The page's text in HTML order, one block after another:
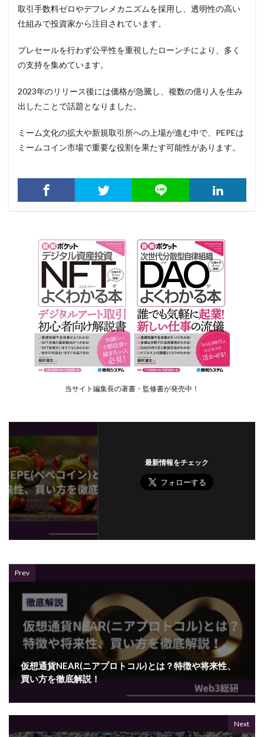
取引手数料ゼロやデフレメカニズムを採用し、透明性の高い
仕組みで投資家から注目されています。
プレセールを行わず公平性を重視したローンチにより、多く
の支持を集めています。
2023年のリリース後には価格が急騰し、複数の億り人を生み
出したことで話題となりました。
ミーム文化の拡大や新規取引所への上場が進む中で、PEPEは
ミームコイン市場で重要な役割を果たす可能性があります。
当サイト編集長の著書・監修書が発売中！
最新情報をチェック
Prev
仮想通貨NEAR(ニアプロトコル)とは？特徴や将来性、
買い方を徹底解説！
Next